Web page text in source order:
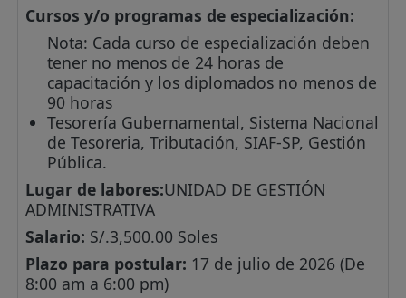
Cursos y/o programas de especialización:
Nota: Cada curso de especialización deben
tener no menos de 24 horas de
capacitación y los diplomados no menos de
90 horas
Tesorería Gubernamental, Sistema Nacional
de Tesoreria, Tributación, SIAF-SP, Gestión
Pública.
Lugar de labores:UNIDAD DE GESTIÓN
ADMINISTRATIVA
Salario: S/.3,500.00 Soles
Plazo para postular: 17 de julio de 2026 (De
8:00 am a 6:00 pm)